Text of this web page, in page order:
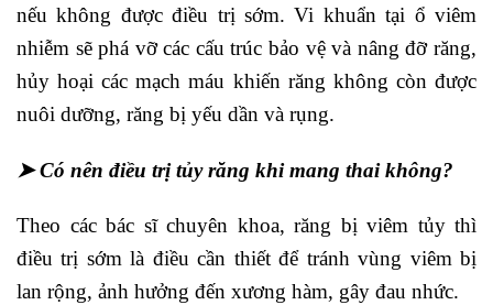
nếu không được điều trị sớm. Vi khuẩn tại ổ viêm
nhiễm sẽ phá vỡ các cấu trúc bảo vệ và nâng đỡ răng,
hủy hoại các mạch máu khiến răng không còn được
nuôi dưỡng, răng bị yếu dần và rụng.
➤ Có nên điều trị tủy răng khi mang thai không?
Theo các bác sĩ chuyên khoa, răng bị viêm tủy thì
điều trị sớm là điều cần thiết để tránh vùng viêm bị
lan rộng, ảnh hưởng đến xương hàm, gây đau nhức.